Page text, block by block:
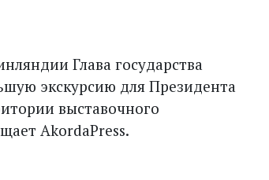
Глава государства
экскурсию для Президента
выставочного
AkordaPress.